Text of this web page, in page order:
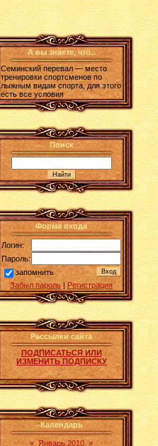
А вы знаете, что..
Семинский перевал — место
тренировки спортсменов по
лыжным видам спорта, для этого
есть все условия
Поиск
Форма входа
Логин:
Пароль:
запомнить
Забыл пароль | Регистрация
Рассылки сайта
ПОДПИСАТЬСЯ ИЛИ
ИЗМЕНИТЬ ПОДПИСКУ
Календарь
« Январь 2010 »